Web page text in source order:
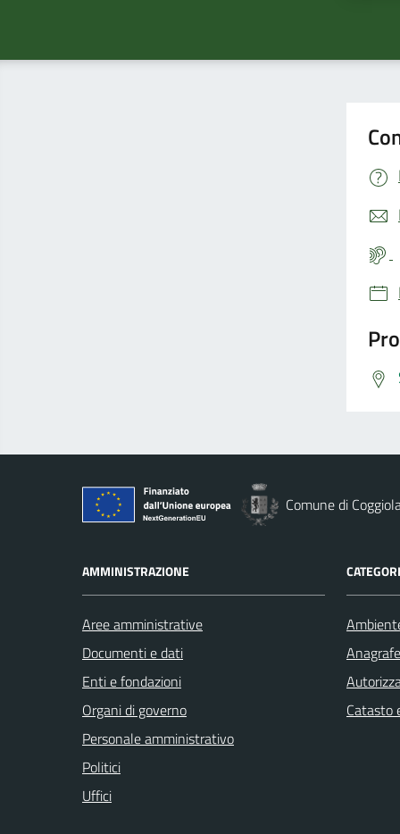
Comune di
AMMINISTRAZIONE
Aree amministrative
Documenti e dati
Enti e fondazioni
Organi di governo
Personale amministrativo
Politici
Uffici
Catasto